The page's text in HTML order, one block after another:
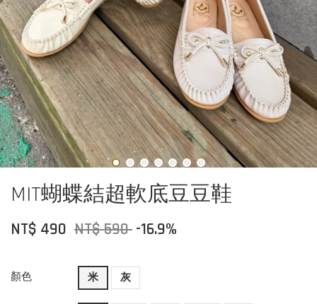
MIT蝴蝶結超軟底豆豆鞋
NT$ 490 NT$ 590 -16.9%
顏色 米 灰